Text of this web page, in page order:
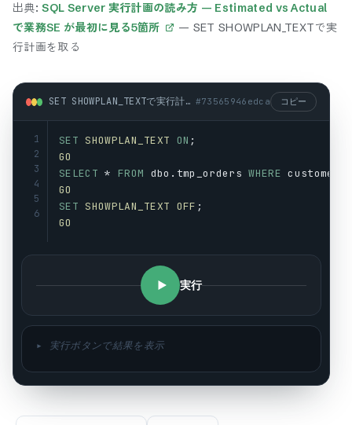
出典: SQL Server 実行計画の読み方 — Estimated vs Actual
で業務SE が最初に見る5箇所
— SET SHOWPLAN_TEXTで実
行計画を取る
SET SHOWPLAN_TEXTで実行計画を取る (sql) #73565946edca コピー
1
2
3
4
5
6
SET SHOWPLAN_TEXT ON ;
GO
SELECT * FROM dbo . tmp_orders WHERE
GO
SET SHOWPLAN_TEXT OFF ;
GO
実行
▸ 実行ボタンで結果を表示